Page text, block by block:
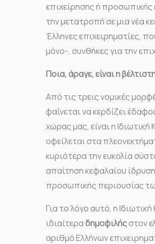
επιχείρησης ή προσωπικής
την μετατροπή σε μια νέα
Έλληνες επιχειρηματίες,
μόνο-, συνθήκες για την
Ποια, άραγε, είναι η
Από τις τρεις νομικές
φαίνεται να κερδίζει
χώρας μας, είναι η
οφείλεται στα
κυριότερα την ευκολία
απαίτηση κεφαλαίου
προσωπικής περιουσίας
Για το λόγο αυτό, η
ιδιαίτερα δημοφιλήςστον
αριθμό Ελλήνων